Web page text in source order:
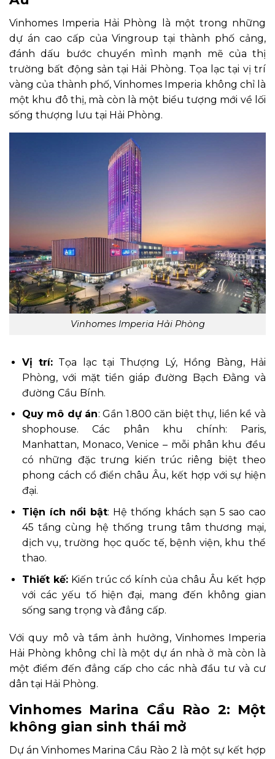
Vinhomes Imperia Hải Phòng là một trong những
dự án cao cấp của Vingroup tại thành phố cảng,
đánh dấu bước chuyển mình mạnh mẽ của thị
trường bất động sản tại Hải Phòng. Tọa lạc tại vị trí
vàng của thành phố, Vinhomes Imperia không chỉ là
một khu đô thị, mà còn là một biểu tượng mới về lối
sống thượng lưu tại Hải Phòng.
Vinhomes Imperia Hải Phòng
Vị trí: Tọa lạc tại Thượng Lý, Hồng Bàng, Hải
Phòng, với mặt tiền giáp đường Bạch Đằng và
đường Cầu Bính.
Quy mô dự án: Gần 1.800 căn biệt thự, liền kề và
shophouse. Các phân khu chính: Paris,
Manhattan, Monaco, Venice – mỗi phân khu đều
có những đặc trưng kiến trúc riêng biệt theo
phong cách cổ điển châu Âu, kết hợp với sự hiện
đại.
Tiện ích nổi bật: Hệ thống khách sạn 5 sao cao
45 tầng cùng hệ thống trung tâm thương mại,
dịch vụ, trường học quốc tế, bệnh viện, khu thể
thao.
Thiết kế:Kiến trúc cổ kính của châu Âu kết hợp
với các yếu tố hiện đại, mang đến không gian
sống sang trọng và đẳng cấp.
Với quy mô và tầm ảnh hưởng, Vinhomes Imperia
Hải Phòng không chỉ là một dự án nhà ở mà còn là
một điểm đến đẳng cấp cho các nhà đầu tư và cư
dân tại Hải Phòng.
Vinhomes Marina Cầu Rào 2: Một
không gian sinh thái mở
Dự án Vinhomes Marina Cầu Rào 2 là một sự kết hợp